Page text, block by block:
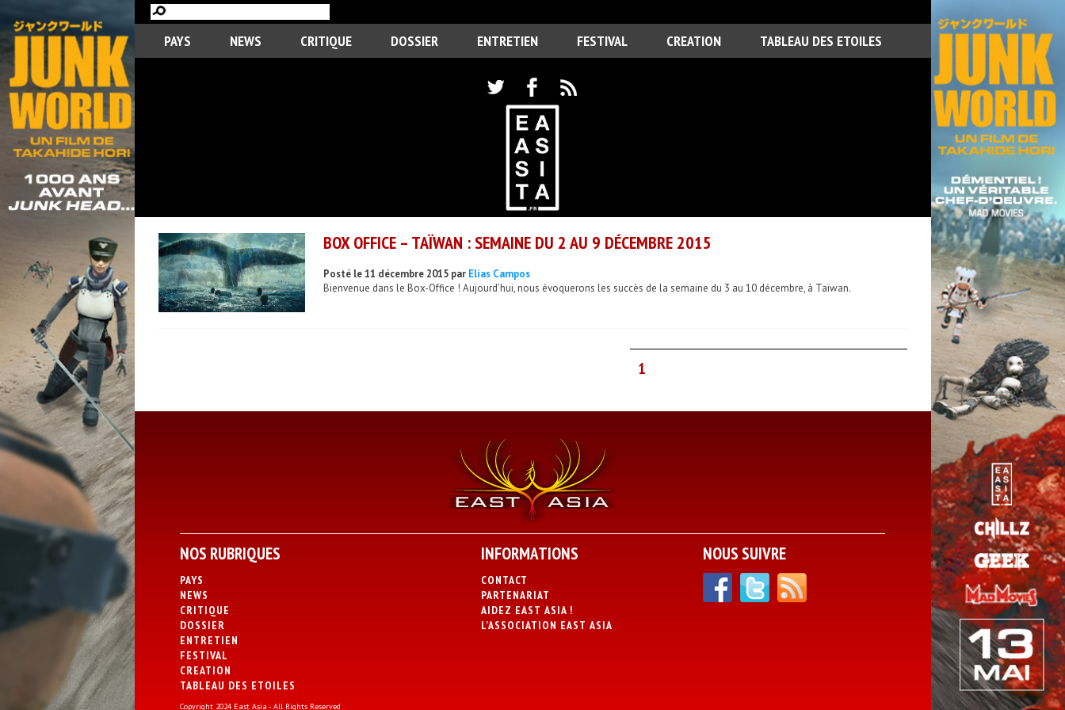
PAYS NEWS CRITIQUE DOSSIER ENTRETIEN FESTIVAL CREATION TABLEAU DES ETOILES
BOX OFFICE – TAÏWAN : SEMAINE DU 2 AU 9 DÉCEMBRE 2015
Posté le 11 décembre 2015 par Elias Campos
Bienvenue dans le Box-Office ! Aujourd’hui, nous évoquerons les succès de la semaine du 3 au 10 décembre, à Taïwan.
1
NOS RUBRIQUES
PAYS
NEWS
CRITIQUE
DOSSIER
ENTRETIEN
FESTIVAL
CREATION
TABLEAU DES ETOILES
INFORMATIONS
CONTACT
PARTENARIAT
AIDEZ EAST ASIA !
L’ASSOCIATION EAST ASIA
NOUS SUIVRE
Copyright 2024 East Asia - All Rights Reserved